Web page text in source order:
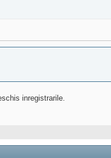
inregistrarile.